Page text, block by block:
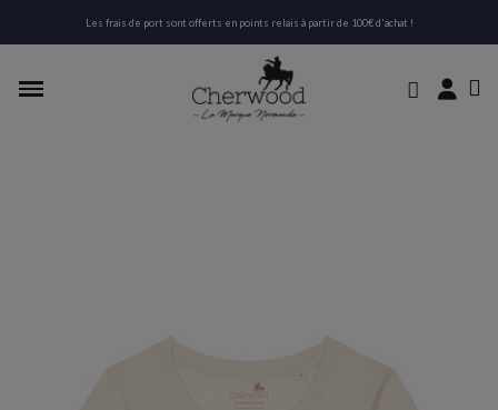
Les frais de port sont offerts en points relais à partir de 100€ d'achat !